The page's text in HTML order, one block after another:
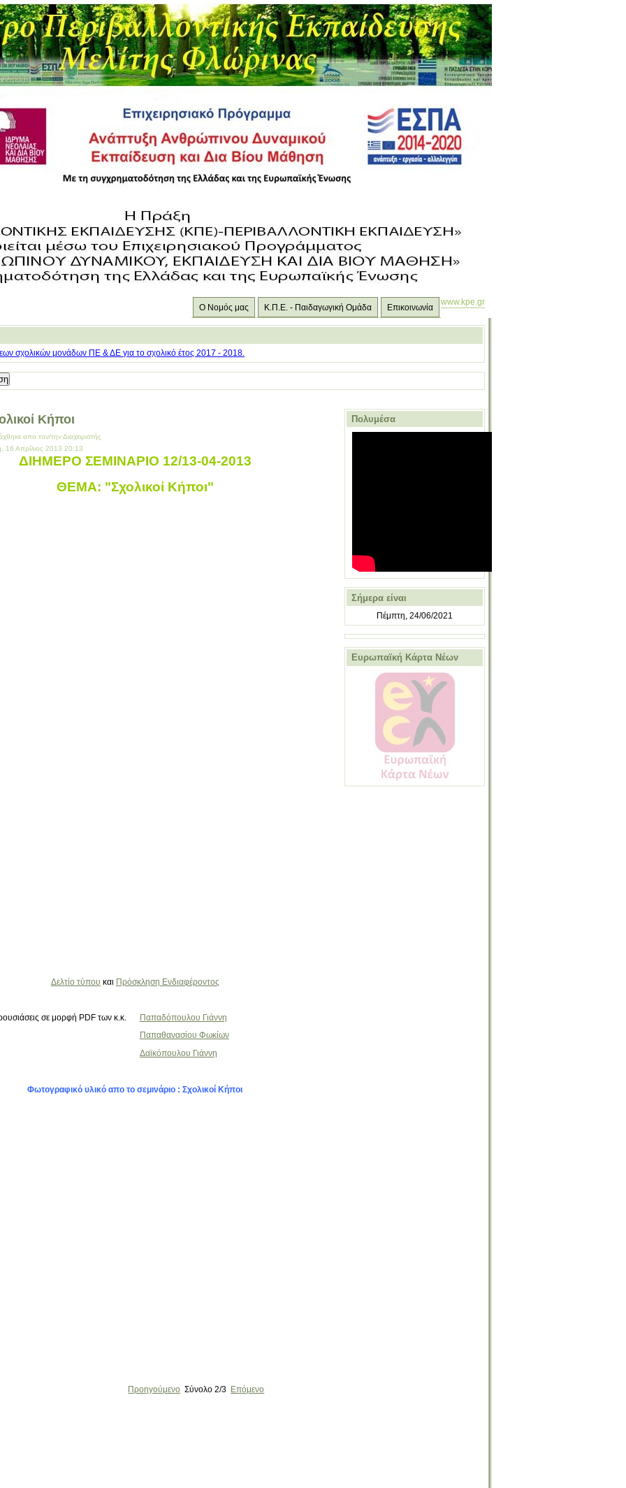
www.kpe.gr
Επικοινωνία
Κ.Π.Ε. - Παιδαγωγική Ομάδα
Ο Νομός μας
σχολικών μονάδων ΠΕ & ΔΕ για το σχολικό έτος 2017 - 2018.
Κήποι
απο τον/την Διαχειριστής
16 Απρίλιος 2013 20:13
ΔΙΗΜΕΡΟ ΣΕΜΙΝΑΡΙΟ 12/13-04-2013
ΘΕΜΑ: "Σχολικοί Κήποι"
Δελτίο τύπου και Πρόσκληση Ενδιαφέροντος
σε μορφή PDF των κ.κ.
Παπαδόπουλου Γιάννη
Παπαθανασίου Φωκίων
Δαϊκόπουλου Γιάννη
Φωτογραφικό υλικό απο το σεμινάριο : Σχολικοί Κήποι
Προηγούμενο Σύνολο 2/3 Επόμενο
Πολυμέσα
Σήμερα είναι
Πέμπτη, 24/06/2021
Ευρωπαϊκή Κάρτα Νέων